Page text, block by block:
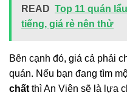
READ Top 11 quán
tiếng, giá rẻ nên thử
Bên cạnh đó, giá cả phải
quán. Nếu bạn đang tìm
chất thì An Viên sẽ là lựa